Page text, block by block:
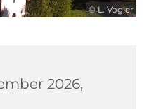
© L. Vogler
2026,